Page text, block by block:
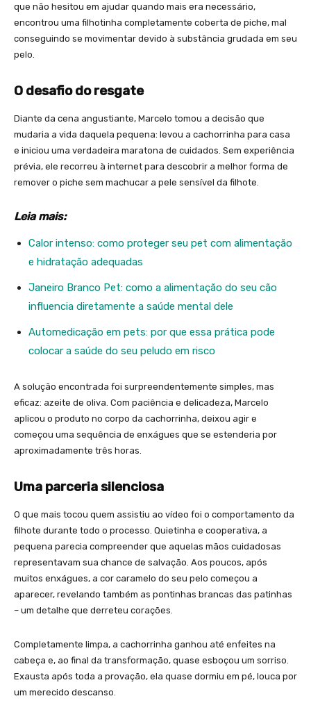
que não hesitou em ajudar quando mais era necessário,
encontrou uma filhotinha completamente coberta de piche, mal
conseguindo se movimentar devido à substância grudada em seu
pelo.
O desafio do resgate
Diante da cena angustiante, Marcelo tomou a decisão que
mudaria a vida daquela pequena: levou a cachorrinha para casa
e iniciou uma verdadeira maratona de cuidados. Sem experiência
prévia, ele recorreu à internet para descobrir a melhor forma de
remover o piche sem machucar a pele sensível da filhote.
Leia mais:
Calor intenso: como proteger seu pet com alimentação
e hidratação adequadas
Janeiro Branco Pet: como a alimentação do seu cão
influencia diretamente a saúde mental dele
Automedicação em pets: por que essa prática pode
colocar a saúde do seu peludo em risco
A solução encontrada foi surpreendentemente simples, mas
eficaz: azeite de oliva. Com paciência e delicadeza, Marcelo
aplicou o produto no corpo da cachorrinha, deixou agir e
começou uma sequência de enxágues que se estenderia por
aproximadamente três horas.
Uma parceria silenciosa
O que mais tocou quem assistiu ao vídeo foi o comportamento da
filhote durante todo o processo. Quietinha e cooperativa, a
pequena parecia compreender que aquelas mãos cuidadosas
representavam sua chance de salvação. Aos poucos, após
muitos enxágues, a cor caramelo do seu pelo começou a
aparecer, revelando também as pontinhas brancas das patinhas
– um detalhe que derreteu corações.
Completamente limpa, a cachorrinha ganhou até enfeites na
cabeça e, ao final da transformação, quase esboçou um sorriso.
Exausta após toda a provação, ela quase dormiu em pé, louca por
um merecido descanso.